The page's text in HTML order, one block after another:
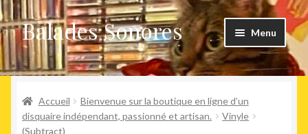
Aller
à
la
navigation
Aller
au
contenu
Balades Sonores Menu
Boutique
Nouveaux arrivages
Accueil
Bienvenue sur la boutique en ligne d’un
disquaire indépendant, passionné et artisan.
Vinyle
(Subtract)